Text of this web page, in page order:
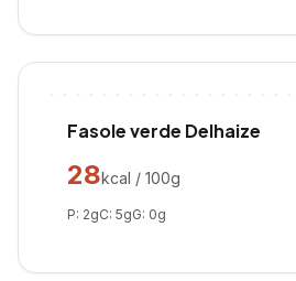
Fasole verde Delhaize
28kcal / 100g
P: 2gC: 5gG: 0g